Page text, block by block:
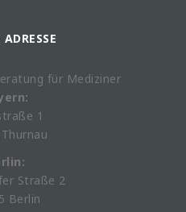
ADRESSE
für Mediziner
1
Straße 2
Berlin